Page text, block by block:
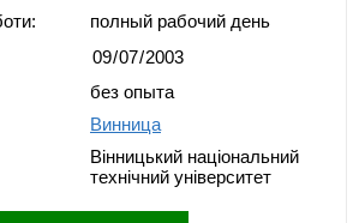
полный рабочий день
без опыта
Винница
Вінницький національний
технічний університет